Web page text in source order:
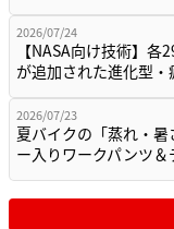
2026/07/24
【NASA向け技術】
が追加された進化型
2026/07/23
夏バイクの「蒸れ・
ー入りワークパンツ